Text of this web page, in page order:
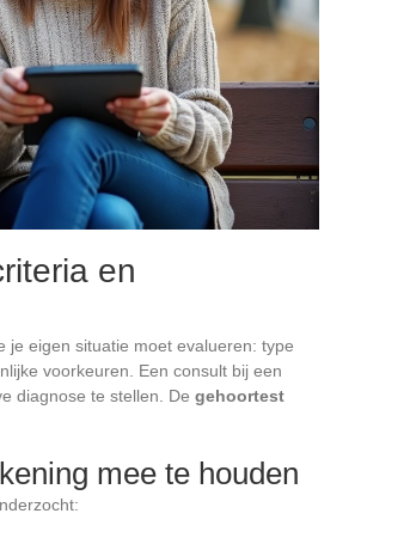
en
je eigen situatie moet evalueren: type
voorkeuren. Een consult bij een
diagnose te stellen. De gehoortest
mee te houden